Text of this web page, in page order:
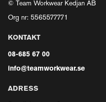
© Team Workwear Kedjan AB
Org nr: 5565577771
KONTAKT
08-685 67 00
info@teamworkwear.se
ADRESS